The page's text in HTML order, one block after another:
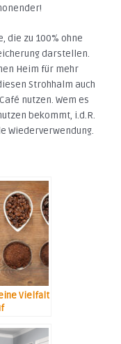
die zu 100% ohne
darstellen.
Heim für mehr
Strohhalm auch
nutzen. Wem es
bekommt, i.d.R.
Wiederverwendung.
Vielfalt